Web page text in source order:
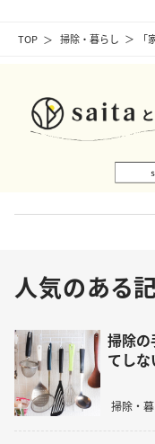
TOP 掃除・暮らし
人気のある
掃除の
てしな
掃除・